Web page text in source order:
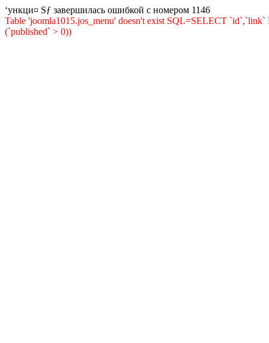
‘ункци¤ Ѕƒ завершилась ошибкой с номером 1146
Table 'joomla1015.jos_menu' doesn't exist SQL=SELECT
(`published` > 0))